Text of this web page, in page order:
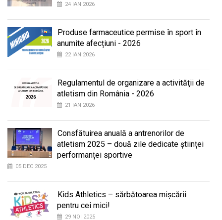
24 IAN 2026
Produse farmaceutice permise în sport în
anumite afecțiuni - 2026
22 IAN 2026
Regulamentul de organizare a activităţii de
atletism din România - 2026
21 IAN 2026
Consfătuirea anuală a antrenorilor de
atletism 2025 – două zile dedicate științei
performanței sportive
05 DEC 2025
Kids Athletics – sărbătoarea mișcării
pentru cei mici!
29 NOI 2025